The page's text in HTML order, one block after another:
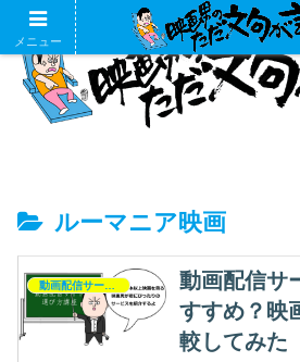
ルーマニア映画
動画配信サ
すすめ？映
較してみた
メニュー